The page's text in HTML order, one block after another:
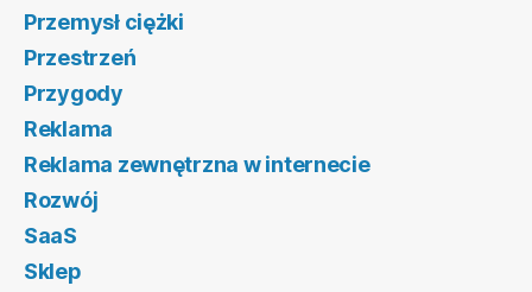
Przemysł ciężki
Przestrzeń
Przygody
Reklama
Reklama zewnętrzna w internecie
Rozwój
SaaS
Sklep